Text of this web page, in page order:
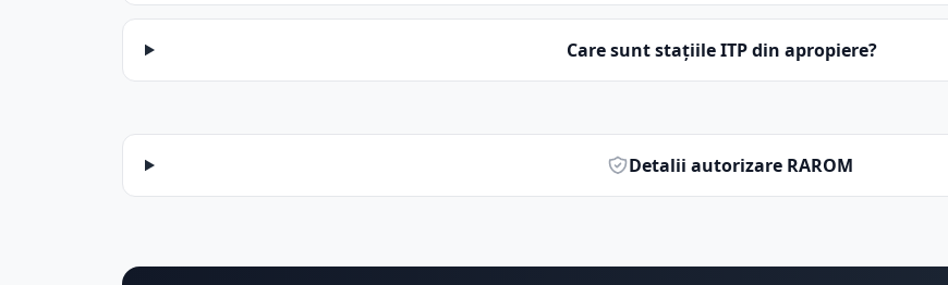
Care sunt stațiile ITP din apropiere?
Detalii autorizare RAROM